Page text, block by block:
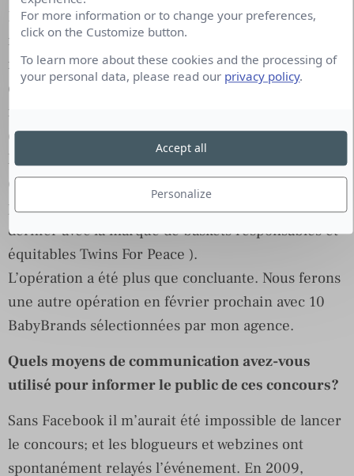
Les BabyBrands sont amenées à concurrencer les
marques de luxe, les marques émergentes et de
fast fashion. Les modes de consommation évoluent
et ce sont ceux qui sont les plus proches de la
réalité. Jacques Antoine Granjon
etVentePrivee.Comont été les premiers à saisir
l’importance de ces jeunes marques créatives et
créatrices d’emplois en France. Nous avons fait une
première vente BabyBrand (Vente privée en mai
dernier avec la marque de baskets responsables et
équitables Twins For Peace ).
L’opération a été plus que concluante. Nous ferons
une autre opération en février prochain avec 10
BabyBrands sélectionnées par mon agence.
Quels moyens de communication avez-vous
utilisé pour informer le public de ces concours?
Sans Facebook il m’aurait été impossible de lancer
le concours; et les blogueurs et webzines ont
spontanément relayés l’événement. En 2009,
For more information or to change your preferences,
click on the Customize button.
To learn more about these cookies and the processing of
your personal data, please read our privacy policy.
Personalize
Accept all